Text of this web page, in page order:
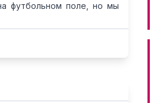
футбольном поле, но мы